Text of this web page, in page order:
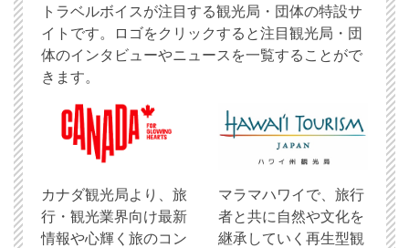
トラベルボイスが注目する観光局・団体の特設サ
イトです。ロゴをクリックすると注目観光局・団
体のインタビューやニュースを一覧することがで
きます。
​カナダ観光局より、旅
行・観光業界向け最新
情報や心輝く旅のコン
マラマハワイで、旅行
者と共に自然や文化を
継承していく再生型観